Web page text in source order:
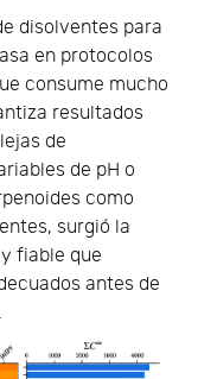
disolventes para
en protocolos
consume mucho
resultados
de
de pH o
como
surgió la
fiable que
antes de